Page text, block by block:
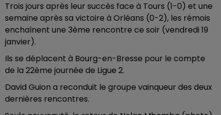
Trois jours après leur succès face à Tours (1-0) et une
semaine après sa victoire à Orléans (0-2), les rémois
enchaînent une 3ème rencontre ce soir (vendredi 19
janvier).
Ils se déplacent à Bourg-en-Bresse pour le compte
de la 22ème journée de Ligue 2.
David Guion a reconduit le groupe vainqueur des deux
dernières rencontres.